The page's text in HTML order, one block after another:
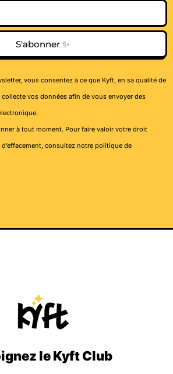
S'abonner ✨
vous consentez à ce que Kyft, en sa qualité de
vos données afin de vous envoyer des
à tout moment. Pour faire valoir votre droit
consultez notre politique de
le Kyft Club